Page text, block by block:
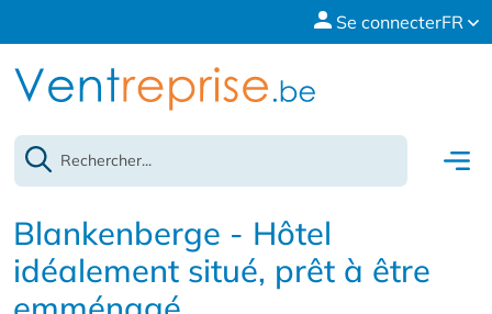
Se connecterFR
Blankenberge - Hôtel
idéalement situé, prêt à être